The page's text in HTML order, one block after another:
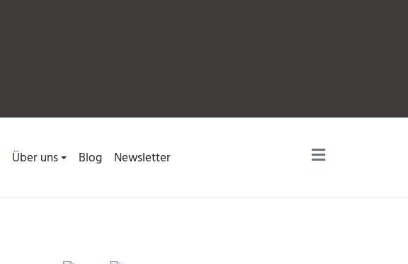
Über uns Blog Newsletter